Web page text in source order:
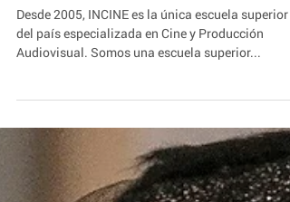
2020
Desde 2005, INCINE es la única escuela superior
Audiovisual. Somos una escuela superior...